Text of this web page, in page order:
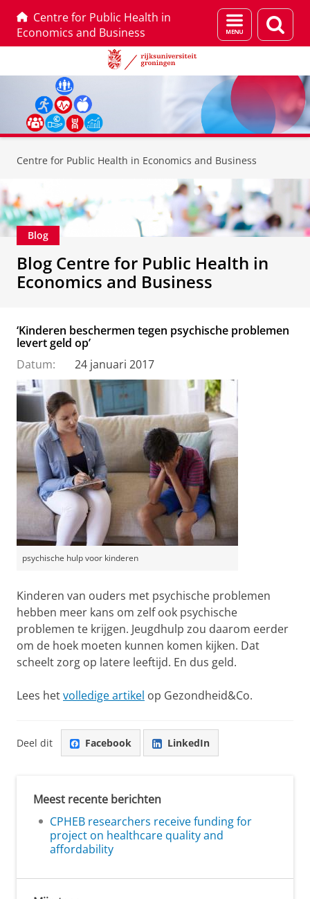
Centre for Public Health in
Economics and Business
Menu
en
Centre for Public Health in Economics and Business
Blog
Blog Centre for Public Health in
Economics and Business
‘Kinderen beschermen tegen psychische problemen
levert geld op’
Datum:
24 januari 2017
psychische hulp voor kinderen
Kinderen van ouders met psychische problemen
hebben meer kans om zelf ook psychische
problemen te krijgen. Jeugdhulp zou daarom eerder
om de hoek moeten kunnen komen kijken. Dat
scheelt zorg op latere leeftijd. En dus geld.
Lees hetvolledige artikel op Gezondheid&Co.
Deel dit Facebook LinkedIn
Meest recente berichten
CPHEB researchers receive funding for
project on healthcare quality and
affordability